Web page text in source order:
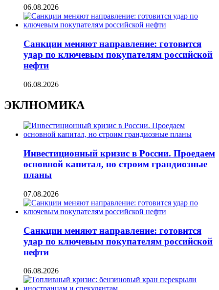
06.08.2026
Санкции меняют направление: готовится
удар по ключевым покупателям российской
нефти
06.08.2026
ЭКЛНОМИКА
Инвестиционный кризис в России. Проедаем
основной капитал, но строим грандиозные
планы
07.08.2026
Санкции меняют направление: готовится
удар по ключевым покупателям российской
нефти
06.08.2026